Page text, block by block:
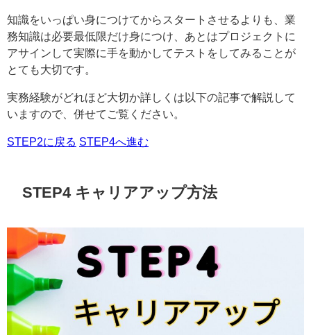
知識をいっぱい身につけてからスタートさせるよりも、業
務知識は必要最低限だけ身につけ、あとはプロジェクトに
アサインして実際に手を動かしてテストをしてみることが
とても大切です。
実務経験がどれほど大切か詳しくは以下の記事で解説して
いますので、併せてご覧ください。
STEP2に戻る STEP4へ進む
STEP4 キャリアアップ方法